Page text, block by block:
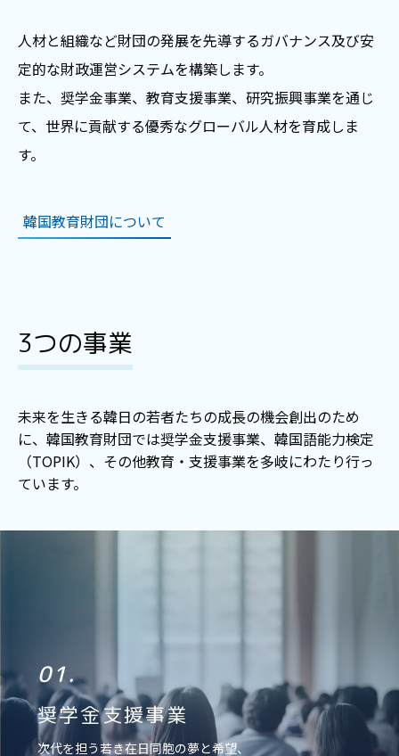
人材と組織など財団の発展を先導するガバナンス及び安
定的な財政運営システムを構築します。
また、奨学金事業、教育支援事業、研究振興事業を通じ
て、世界に貢献する優秀なグローバル人材を育成しま
す。
韓国教育財団について
01.
奨学金支援事業
次代を担う若き在日同胞の夢と希望、
3つの事業
未来を生きる韓日の若者たちの成長の機会創出のため
に、韓国教育財団では奨学金支援事業、韓国語能力検定
（TOPIK）、その他教育・支援事業を多岐にわたり行っ
ています。